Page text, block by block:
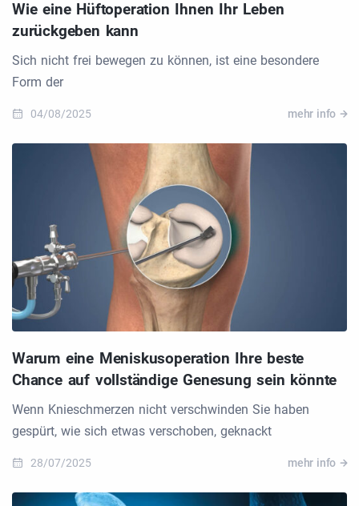
Wie eine Hüftoperation Ihnen Ihr Leben
zurückgeben kann
Sich nicht frei bewegen zu können, ist eine besondere
Form der
04/08/2025 mehr info
Warum eine Meniskusoperation Ihre beste
Chance auf vollständige Genesung sein könnte
Wenn Knieschmerzen nicht verschwinden Sie haben
gespürt, wie sich etwas verschoben, geknackt
28/07/2025 mehr info